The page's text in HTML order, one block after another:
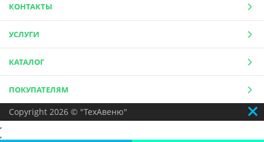
КОНТАКТЫ
УСЛУГИ
КАТАЛОГ
ПОКУПАТЕЛЯМ
Copyright 2026 © "ТехАвеню"
,
,